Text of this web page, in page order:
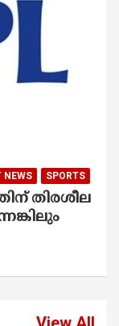
NEWS SPORTS
തിരശീല